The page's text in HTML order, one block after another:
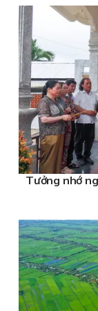
Tưởng nhớ